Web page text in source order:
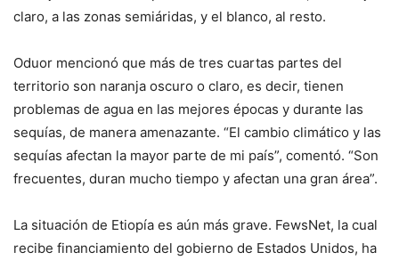
claro, a las zonas semiáridas, y el blanco, al resto.
Oduor mencionó que más de tres cuartas partes del
territorio son naranja oscuro o claro, es decir, tienen
problemas de agua en las mejores épocas y durante las
sequías, de manera amenazante. “El cambio climático y las
sequías afectan la mayor parte de mi país”, comentó. “Son
frecuentes, duran mucho tiempo y afectan una gran área”.
La situación de Etiopía es aún más grave. FewsNet, la cual
recibe financiamiento del gobierno de Estados Unidos, ha